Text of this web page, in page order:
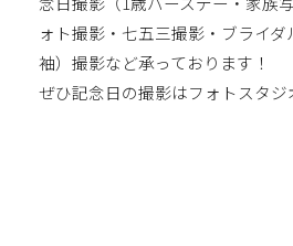
ォト撮影・七五三撮影・ブライ
袖）撮影など承っております！
ぜひ記念日の撮影はフォトスタジ